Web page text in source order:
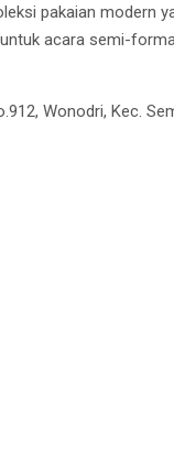
pakaian modern
acara semi-
Wonodri, Kec.